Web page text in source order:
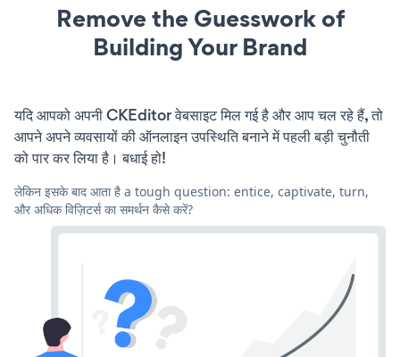
Remove the Guesswork of
Building Your Brand
यदि आपको अपनी CKEditor वेबसाइट मिल गई है और आप चल रहे हैं, तो
आपने अपने व्यवसायों की ऑनलाइन उपस्थिति बनाने में पहली बड़ी चुनौती
को पार कर लिया है। बधाई हो!
लेकिन इसके बाद आता है a tough question: entice, captivate, turn,
और अधिक विज़िटर्स का समर्थन कैसे करें?